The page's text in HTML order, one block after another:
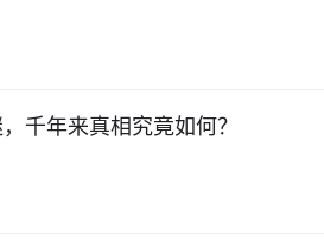
千年来真相究竟如何？